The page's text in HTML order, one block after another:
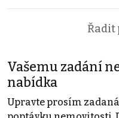
Řadit
Vašemu zadání
nabídka
Upravte prosím